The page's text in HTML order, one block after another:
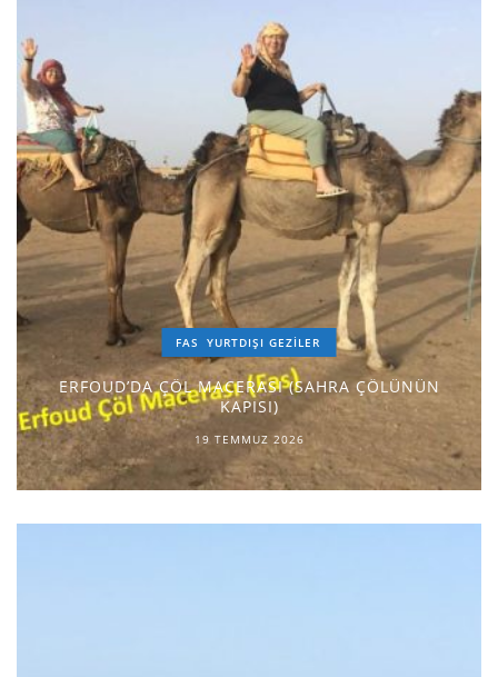
FAS YURTDIŞI GEZILER
ERFOUD’DA ÇÖL MACERASI (SAHRA ÇÖLÜNÜN
KAPISI)
19 TEMMUZ 2026